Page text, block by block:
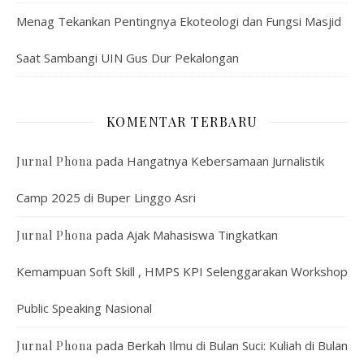
Menag Tekankan Pentingnya Ekoteologi dan Fungsi Masjid
Saat Sambangi UIN Gus Dur Pekalongan
KOMENTAR TERBARU
Jurnal Phona pada Hangatnya Kebersamaan Jurnalistik
Camp 2025 di Buper Linggo Asri
Jurnal Phona pada Ajak Mahasiswa Tingkatkan
Kemampuan Soft Skill , HMPS KPI Selenggarakan Workshop
Public Speaking Nasional
Jurnal Phona pada Berkah Ilmu di Bulan Suci: Kuliah di Bulan